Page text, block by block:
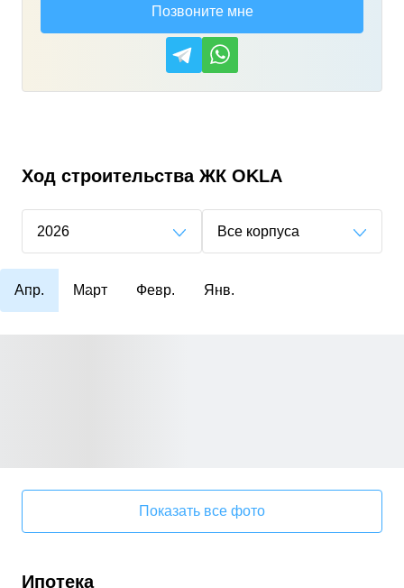
Позвоните мне
Ход строительства ЖК OKLA
2026 Все корпуса
Апр. Март Февр. Янв.
Показать все фото
Ипотека